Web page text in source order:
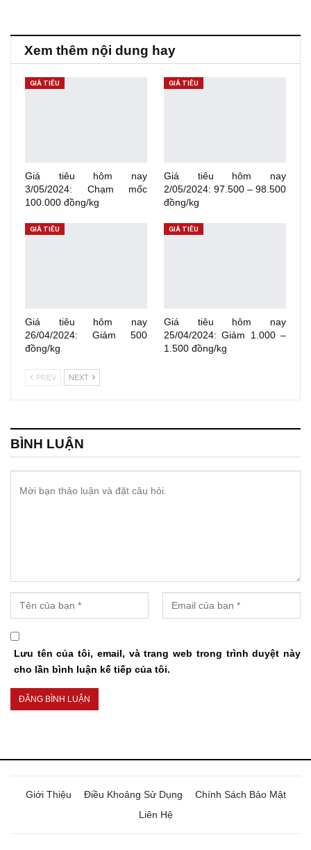
Xem thêm nội dung hay
GIÁ TIÊU
Giá tiêu hôm nay
3/05/2024: Chạm mốc
100.000 đồng/kg
GIÁ TIÊU
Giá tiêu hôm nay
2/05/2024: 97.500 – 98.500
đồng/kg
GIÁ TIÊU
Giá tiêu hôm nay
26/04/2024: Giảm 500
đồng/kg
GIÁ TIÊU
Giá tiêu hôm nay
25/04/2024: Giảm 1.000 –
1.500 đồng/kg
PREV NEXT
BÌNH LUẬN
Lưu tên của tôi, email, và trang web trong trình duyệt này
cho lần bình luận kế tiếp của tôi.
Giới Thiệu Điều Khoảng Sử Dụng
Chính Sách Bảo Mật
Liên Hệ